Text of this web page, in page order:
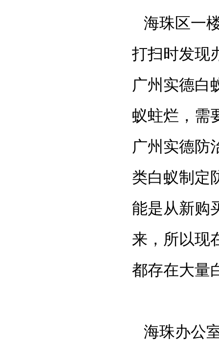
海珠区一
打扫时发现
广州实德白
蚁蛀烂，需
广州实德防
类白蚁制定
能是从新购
来，所以现
都存在大量
海珠办公